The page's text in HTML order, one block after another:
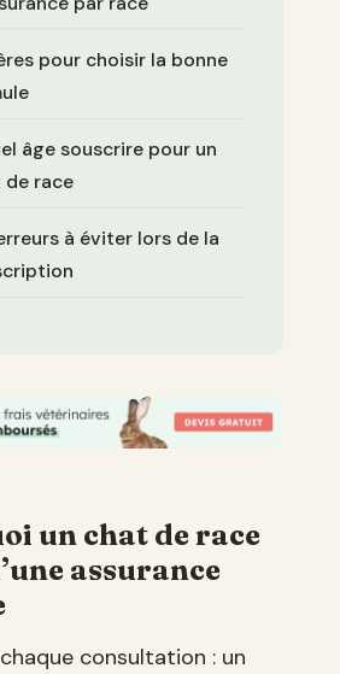
pour choisir la bonne
âge souscrire pour un
de race
à éviter lors de la
un chat de race
assurance
consultation : un